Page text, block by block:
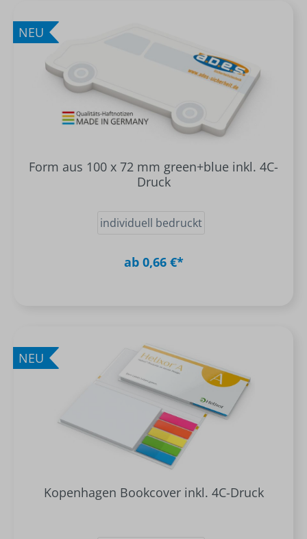
NEU
Form aus 100 x 72 mm green+blue inkl. 4C-
Druck
individuell bedruckt
ab 0,66 €*
NEU
Kopenhagen Bookcover inkl. 4C-Druck